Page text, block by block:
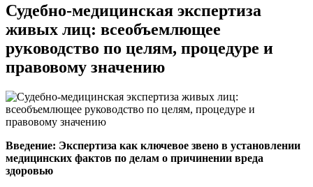
Судебно-медицинская экспертиза
живых лиц: всеобъемлющее
руководство по целям, процедуре и
правовому значению
Введение: Экспертиза как ключевое звено в установлении
медицинских фактов по делам о причинении вреда
здоровью